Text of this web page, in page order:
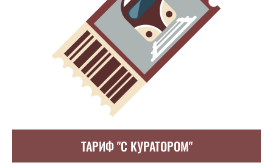
ТАРИФ "С КУРАТОРОМ"